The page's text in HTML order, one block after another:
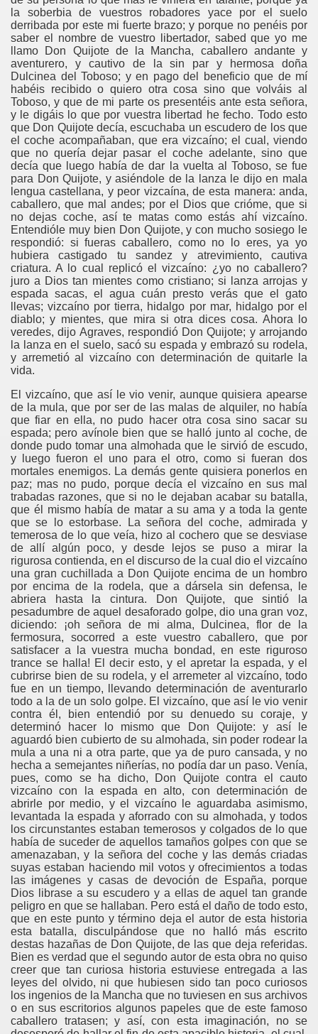
la soberbia de vuestros robadores yace por el suelo
derribada por este mi fuerte brazo; y porque no penéis por
saber el nombre de vuestro libertador, sabed que yo me
llamo Don Quijote de la Mancha, caballero andante y
aventurero, y cautivo de la sin par y hermosa doña
Dulcinea del Toboso; y en pago del beneficio que de mí
habéis recibido o quiero otra cosa sino que volváis al
Toboso, y que de mi parte os presentéis ante esta señora,
y le digáis lo que por vuestra libertad he fecho. Todo esto
que Don Quijote decía, escuchaba un escudero de los que
el coche acompañaban, que era vizcaíno; el cual, viendo
que no quería dejar pasar el coche adelante, sino que
decía que luego había de dar la vuelta al Toboso, se fue
para Don Quijote, y asiéndole de la lanza le dijo en mala
lengua castellana, y peor vizcaína, de esta manera: anda,
caballero, que mal andes; por el Dios que crióme, que si
no dejas coche, así te matas como estás ahí vizcaíno.
Entendióle muy bien Don Quijote, y con mucho sosiego le
respondió: si fueras caballero, como no lo eres, ya yo
hubiera castigado tu sandez y atrevimiento, cautiva
criatura. A lo cual replicó el vizcaíno: ¿yo no caballero?
juro a Dios tan mientes como cristiano; si lanza arrojas y
espada sacas, el agua cuán presto verás que el gato
llevas; vizcaíno por tierra, hidalgo por mar, hidalgo por el
diablo; y mientes, que mira si otra dices cosa. Ahora lo
veredes, dijo Agraves, respondió Don Quijote; y arrojando
la lanza en el suelo, sacó su espada y embrazó su rodela,
y arremetió al vizcaíno con determinación de quitarle la
vida.
El vizcaíno, que así le vio venir, aunque quisiera apearse
de la mula, que por ser de las malas de alquiler, no había
que fiar en ella, no pudo hacer otra cosa sino sacar su
espada; pero avínole bien que se halló junto al coche, de
donde pudo tomar una almohada que le sirvió de escudo,
y luego fueron el uno para el otro, como si fueran dos
mortales enemigos. La demás gente quisiera ponerlos en
paz; mas no pudo, porque decía el vizcaíno en sus mal
trabadas razones, que si no le dejaban acabar su batalla,
que él mismo había de matar a su ama y a toda la gente
que se lo estorbase. La señora del coche, admirada y
temerosa de lo que veía, hizo al cochero que se desviase
de allí algún poco, y desde lejos se puso a mirar la
rigurosa contienda, en el discurso de la cual dio el vizcaíno
una gran cuchillada a Don Quijote encima de un hombro
por encima de la rodela, que a dársela sin defensa, le
abriera hasta la cintura. Don Quijote, que sintió la
pesadumbre de aquel desaforado golpe, dio una gran voz,
diciendo: ¡oh señora de mi alma, Dulcinea, flor de la
fermosura, socorred a este vuestro caballero, que por
satisfacer a la vuestra mucha bondad, en este riguroso
trance se halla! El decir esto, y el apretar la espada, y el
cubrirse bien de su rodela, y el arremeter al vizcaíno, todo
fue en un tiempo, llevando determinación de aventurarlo
todo a la de un solo golpe. El vizcaíno, que así le vio venir
contra él, bien entendió por su denuedo su coraje, y
determinó hacer lo mismo que Don Quijote: y así le
aguardó bien cubierto de su almohada, sin poder rodear la
mula a una ni a otra parte, que ya de puro cansada, y no
hecha a semejantes niñerías, no podía dar un paso. Venía,
pues, como se ha dicho, Don Quijote contra el cauto
vizcaíno con la espada en alto, con determinación de
abrirle por medio, y el vizcaíno le aguardaba asimismo,
levantada la espada y aforrado con su almohada, y todos
los circunstantes estaban temerosos y colgados de lo que
había de suceder de aquellos tamaños golpes con que se
amenazaban, y la señora del coche y las demás criadas
suyas estaban haciendo mil votos y ofrecimientos a todas
las imágenes y casas de devoción de España, porque
Dios librase a su escudero y a ellas de aquel tan grande
peligro en que se hallaban. Pero está el daño de todo esto,
que en este punto y término deja el autor de esta historia
esta batalla, disculpándose que no halló más escrito
destas hazañas de Don Quijote, de las que deja referidas.
Bien es verdad que el segundo autor de esta obra no quiso
creer que tan curiosa historia estuviese entregada a las
leyes del olvido, ni que hubiesen sido tan poco curiosos
los ingenios de la Mancha que no tuviesen en sus archivos
o en sus escritorios algunos papeles que de este famoso
caballero tratasen; y así, con esta imaginación, no se